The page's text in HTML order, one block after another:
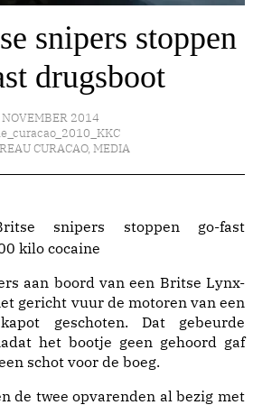
snipers stoppen
drugsboot
2014
CURACAO, MEDIA
snipers stoppen go-fast
kilo cocaine
aan boord van een Britse Lynx-
gericht vuur de motoren van een
geschoten. Dat gebeurde
het bootje geen gehoord gaf
schot voor de boeg.
de twee opvarenden al bezig met